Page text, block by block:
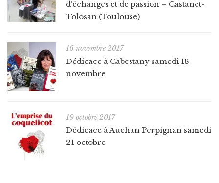
d’échanges et de passion – Castanet-
Tolosan (Toulouse)
16 novembre 2017
Dédicace à Cabestany samedi 18
novembre
19 octobre 2017
Dédicace à Auchan Perpignan samedi
21 octobre